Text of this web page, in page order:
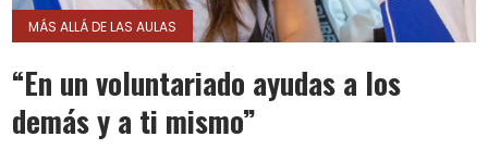
MÁS ALLÁ DE LAS AULAS
“En un voluntariado ayudas a los
demás y a ti mismo”